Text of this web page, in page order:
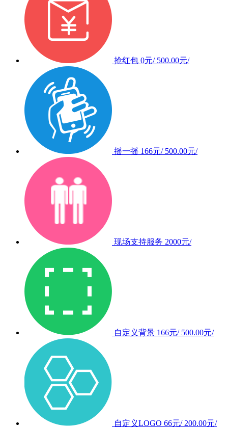
抢红包 0元/ 500.00元/
摇一摇 166元/ 500.00元/
现场支持服务 2000元/
自定义背景 166元/ 500.00元/
自定义LOGO 66元/ 200.00元/